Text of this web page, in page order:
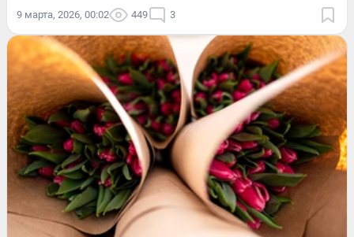
9 марта, 2026, 00:02 449 3